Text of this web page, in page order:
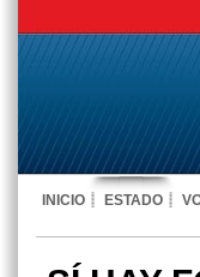
INICIO ESTADO